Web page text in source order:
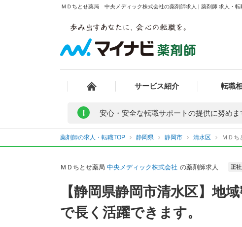
ＭＤちとせ薬局 中央メディック株式会社の薬剤師求人 | 薬剤師 求人・転
サービス紹介 転職
! 安心・安全な転職サポートの提供に努めま
薬剤師の求人・転職TOP 静岡県 静岡市 清水区 ＭＤ
ＭＤちとせ薬局 中央メディック株式会社 の薬剤師求人 正社
【静岡県静岡市清水区】地
で長く活躍できます。